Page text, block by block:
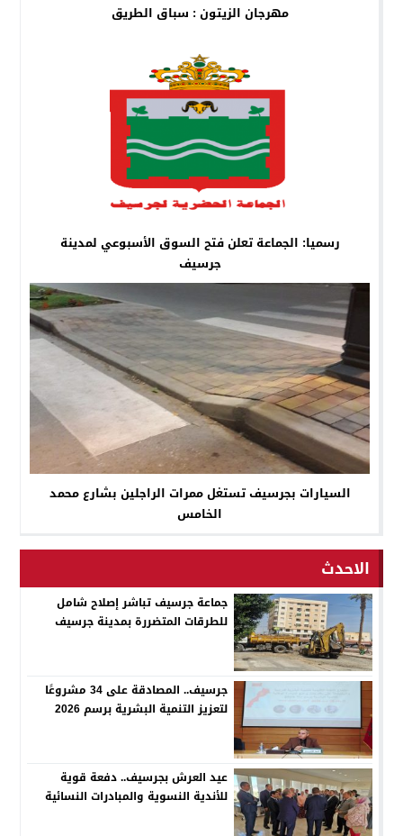
مهرجان الزيتون : سباق الطريق
رسميا: الجماعة تعلن فتح السوق الأسبوعي لمدينة
جرسيف
السيارات بجرسيف تستغل ممرات الراجلين بشارع محمد
الخامس
الاحدث
جماعة جرسيف تباشر إصلاح شامل
للطرقات المتضررة بمدينة جرسيف
جرسيف.. المصادقة على 34 مشروعًا
لتعزيز التنمية البشرية برسم 2026
عيد العرش بجرسيف.. دفعة قوية
للأندية النسوية والمبادرات النسائية